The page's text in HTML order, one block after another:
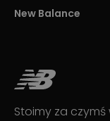
New Balance
Stoimy za czymś